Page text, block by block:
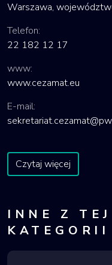
Warszawa,
Telefon:
22 182 12 17
www:
www.cezamat.eu
E-mail:
Czytaj więcej
INNE Z TEJ
KATEGORII